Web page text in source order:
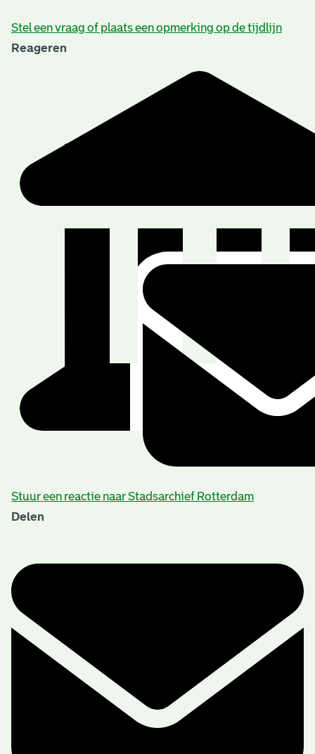
Stel een vraag of plaats een opmerking op de tijdlijn
Reageren
Stuur een reactie naar Stadsarchief Rotterdam
Delen